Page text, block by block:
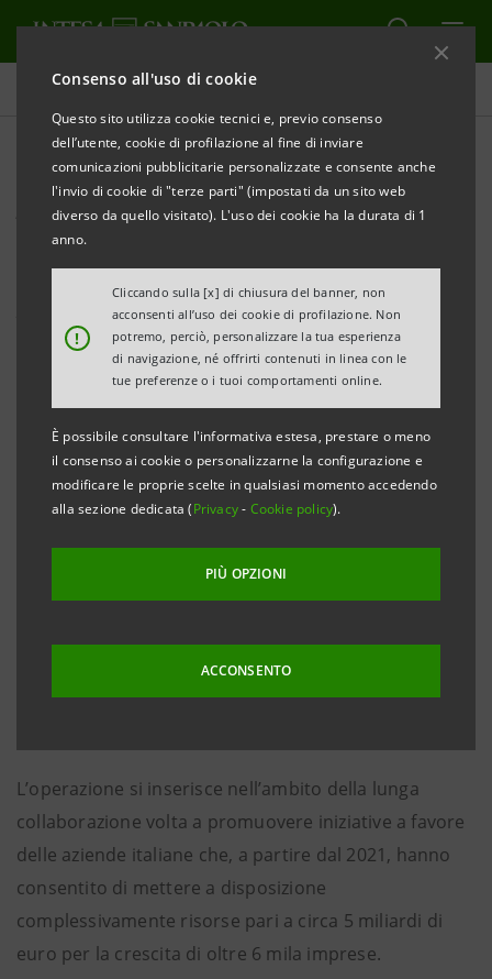
Consenso all'uso di cookie
Questo sito utilizza cookie tecnici e, previo consenso
dell’utente, cookie di profilazione al fine di inviare
comunicazioni pubblicitarie personalizzate e consente anche
l'invio di cookie di "terze parti" (impostati da un sito web
diverso da quello visitato). L'uso dei cookie ha la durata di 1
anno.
!
Cliccando sulla [x] di chiusura del banner, non
acconsenti all’uso dei cookie di profilazione. Non
potremo, perciò, personalizzare la tua esperienza
di navigazione, né offrirti contenuti in linea con le
tue preferenze o i tuoi comportamenti online.
È possibile consultare l'informativa estesa, prestare o meno
il consenso ai cookie o personalizzarne la configurazione e
modificare le proprie scelte in qualsiasi momento accedendo
alla sezione dedicata (Privacy- Cookie policy).
PIÙ OPZIONI
ACCONSENTO
Comunicati stampa
STAMPA AGGIORNA
CDP e Intesa Sanpaolo: nuovo accordo da 1 miliardo
per la crescita di Pmi e Mid-Cap
Grazie alle risorse di Cassa Depositi e Prestiti, la banca
potrà concedere finanziamenti alle micro, piccole e medie
imprese per stimolarne gli investimenti sul territorio
Una collaborazione consolidata che dal 2021 ha
consentito di mobilitare circa 5 miliardi a favore di 6mila
aziende italiane
Roma/Milano, 14 gennaio 2026 –Un nuovo accordo da
l’espansione sui mercati di micro, piccole e medie
imprese, favorendo allo stesso tempo l’economia
reale e lo sviluppo dei territori in cui operano. È
questo l’obiettivo dell’accordo di finanziamento
firmato da Cassa Depositi e Prestiti (CDP) e Intesa
L’operazione si inserisce nell’ambito della lunga
collaborazione volta a promuovere iniziative a favore
delle aziende italiane che, a partire dal 2021, hanno
consentito di mettere a disposizione
complessivamente risorse pari a circa 5 miliardi di
euro per la crescita di oltre 6 mila imprese.